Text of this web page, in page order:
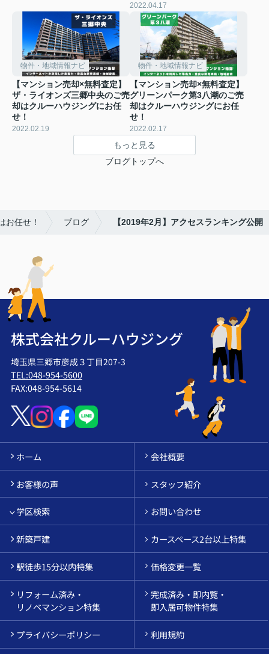
2022.04.17
物件・地域情報ナビ
【マンション売却×無料査定】
ザ・ライオンズ三郷中央のご売
却はクルーハウジングにお任
せ！
2022.02.19
物件・地域情報ナビ
【マンション売却×無料査定】
グリーンパーク第3八潮のご売
却はクルーハウジングにお任
せ！
2022.02.17
もっと見る
ブログトップへ
お任せ！ ブログ 【2019年2月】アクセスランキング公開
株式会社クルーハウジング
埼玉県三郷市彦成３丁目207-3
TEL:048-954-5600
FAX:048-954-5614
ホーム 会社概要
お客様の声 スタッフ紹介
学区検索 お問い合わせ
新築戸建 カースペース2台以上特集
駅徒歩15分以内特集 価格変更一覧
リフォーム済み・
リノベマンション特集
完成済み・即内覧・
即入居可物件特集
プライバシーポリシー 利用規約